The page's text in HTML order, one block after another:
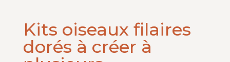
Kits oiseaux filaires
dorés à créer à